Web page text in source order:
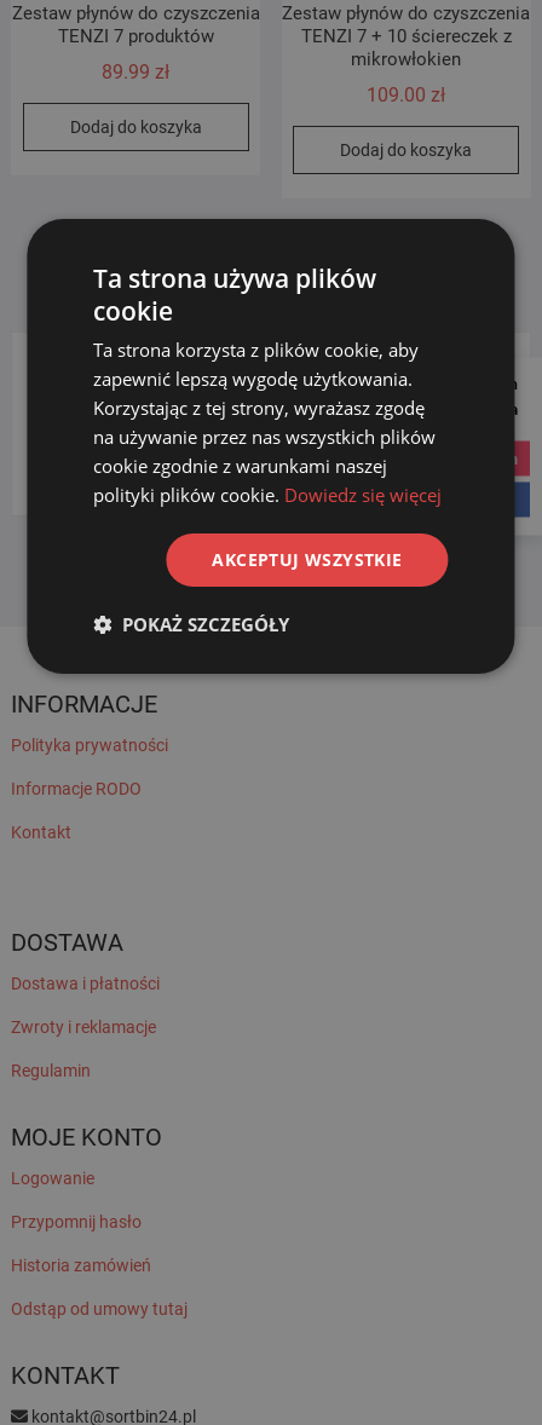
Zestaw płynów do czyszczenia
TENZI 7 produktów
89.99zł
Dodaj do koszyka
Zestaw płynów do czyszczenia
TENZI 7 + 10 ściereczek z
mikrowłokien
109.00zł
Dodaj do koszyka
KATEGORIE PRODUKTÓW
Wybierz kategorię
INFORMACJE
Polityka prywatności
Informacje RODO
Kontakt
DOSTAWA
Dostawa i płatności
Zwroty i reklamacje
Regulamin
MOJE KONTO
Logowanie
Przypomnij hasło
Historia zamówień
Odstąp od umowy tutaj
KONTAKT
kontakt@sortbin24.pl
Follow us on
Social Media
instagram
Ta strona używa plików
cookie
Ta strona korzysta z plików cookie, aby
zapewnić lepszą wygodę użytkowania.
Korzystając z tej strony, wyrażasz zgodę
na używanie przez nas wszystkich plików
cookie zgodnie z warunkami naszej
polityki plików cookie. Dowiedz się więcej
AKCEPTUJ WSZYSTKIE
POKAŻ SZCZEGÓŁY